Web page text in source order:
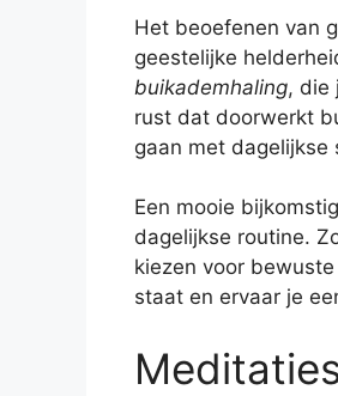
Het beoefenen van
geestelijke
buikademhaling, die
rust dat doorwerkt
gaan met dagelijkse
Een mooie
dagelijkse routine.
kiezen voor
staat en ervaar je